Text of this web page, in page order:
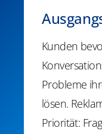
Kunden
Probleme
lösen.
Priorität: